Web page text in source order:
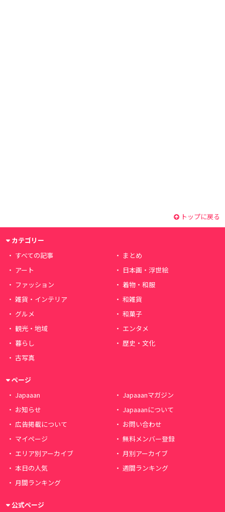
トップに戻る
カテゴリー
すべての記事
まとめ
アート
日本画・浮世絵
ファッション
着物・和服
雑貨・インテリア
和雑貨
グルメ
和菓子
観光・地域
エンタメ
暮らし
歴史・文化
古写真
ページ
Japaaan
Japaaanマガジン
お知らせ
Japaaanについて
広告掲載について
お問い合わせ
マイページ
無料メンバー登録
エリア別アーカイブ
月別アーカイブ
本日の人気
週間ランキング
月間ランキング
公式ページ